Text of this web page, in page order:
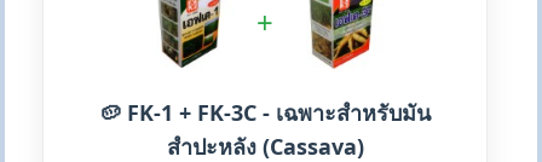
+
🥔 FK-1 + FK-3C - เฉพาะสำหรับมัน
สำปะหลัง (Cassava)